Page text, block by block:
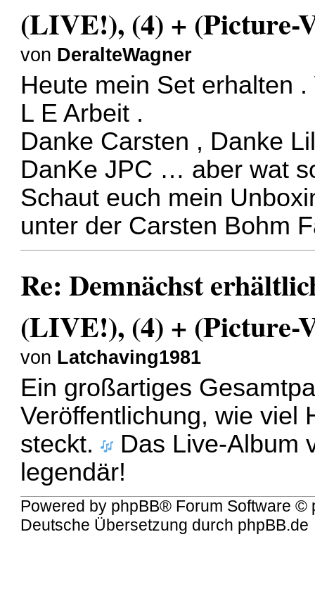
(LIVE!), (4) + (Picture-
von DeralteWagner
Heute mein Set erhalten
L E Arbeit .
Danke Carsten , Danke
DanKe JPC … aber wat
Schaut euch mein
unter der Carsten Bohm
Re: Demnächst
(LIVE!), (4) + (Picture-
von Latchaving1981
Ein großartiges
Veröffentlichung, wie viel
steckt.
Das Live-Album
legendär!
Powered by phpBB® Forum Software ©
Deutsche Übersetzung durch phpBB.de